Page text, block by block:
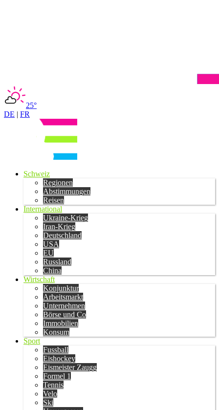
25°
DE | FR
Schweiz
Regionen
Abstimmungen
Reisen
International
Ukraine-Krieg
Iran-Krieg
Deutschland
USA
EU
Russland
China
Wirtschaft
Konjunktur
Arbeitsmarkt
Unternehmen
Börse und Co
Immobilien
Konsum
Sport
Fussball
Eishockey
Eismeister Zaugg
Formel 1
Tennis
Velo
Ski